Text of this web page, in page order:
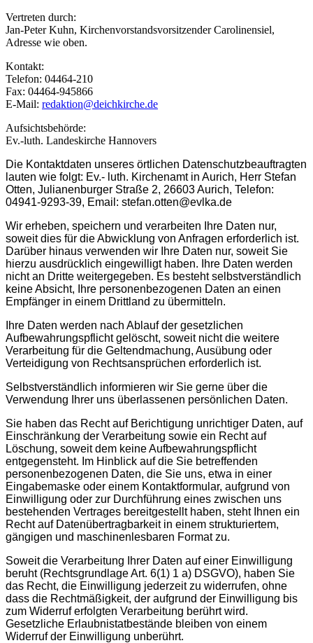
Vertreten durch:
Jan-Peter Kuhn, Kirchenvorstandsvorsitzender Carolinensiel,
Adresse wie oben.
Kontakt:
Telefon: 04464-210
Fax: 04464-945866
E-Mail: redaktion@deichkirche.de
Aufsichtsbehörde:
Ev.-luth. Landeskirche Hannovers
Die Kontaktdaten unseres örtlichen Datenschutzbeauftragten
lauten wie folgt: Ev.- luth. Kirchenamt in Aurich, Herr Stefan
Otten, Julianenburger Straße 2, 26603 Aurich, Telefon:
04941-9293-39, Email: stefan.otten@evlka.de
Wir erheben, speichern und verarbeiten Ihre Daten nur,
soweit dies für die Abwicklung von Anfragen erforderlich ist.
Darüber hinaus verwenden wir Ihre Daten nur, soweit Sie
hierzu ausdrücklich eingewilligt haben. Ihre Daten werden
nicht an Dritte weitergegeben. Es besteht selbstverständlich
keine Absicht, Ihre personenbezogenen Daten an einen
Empfänger in einem Drittland zu übermitteln.
Ihre Daten werden nach Ablauf der gesetzlichen
Aufbewahrungspflicht gelöscht, soweit nicht die weitere
Verarbeitung für die Geltendmachung, Ausübung oder
Verteidigung von Rechtsansprüchen erforderlich ist.
Selbstverständlich informieren wir Sie gerne über die
Verwendung Ihrer uns überlassenen persönlichen Daten.
Sie haben das Recht auf Berichtigung unrichtiger Daten, auf
Einschränkung der Verarbeitung sowie ein Recht auf
Löschung, soweit dem keine Aufbewahrungspflicht
entgegensteht. Im Hinblick auf die Sie betreffenden
personenbezogenen Daten, die Sie uns, etwa in einer
Eingabemaske oder einem Kontaktformular, aufgrund von
Einwilligung oder zur Durchführung eines zwischen uns
bestehenden Vertrages bereitgestellt haben, steht Ihnen ein
Recht auf Datenübertragbarkeit in einem strukturiertem,
gängigen und maschinenlesbaren Format zu.
Soweit die Verarbeitung Ihrer Daten auf einer Einwilligung
beruht (Rechtsgrundlage Art. 6(1) 1 a) DSGVO), haben Sie
das Recht, die Einwilligung jederzeit zu widerrufen, ohne
dass die Rechtmäßigkeit, der aufgrund der Einwilligung bis
zum Widerruf erfolgten Verarbeitung berührt wird.
Gesetzliche Erlaubnistatbestände bleiben von einem
Widerruf der Einwilligung unberührt.